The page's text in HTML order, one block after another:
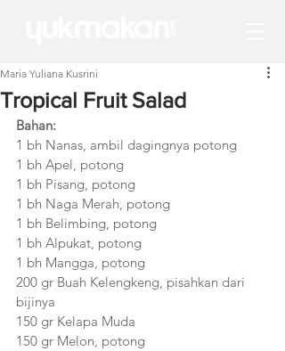
Tropical Fruit Salad
Maria Yuliana Kusrini
Bahan:
1 bh Nanas, ambil dagingnya potong
1 bh Apel, potong
1 bh Pisang, potong
1 bh Naga Merah, potong
1 bh Belimbing, potong
1 bh Alpukat, potong
1 bh Mangga, potong
200 gr Buah Kelengkeng, pisahkan dari
bijinya
150 gr Kelapa Muda
150 gr Melon, potong